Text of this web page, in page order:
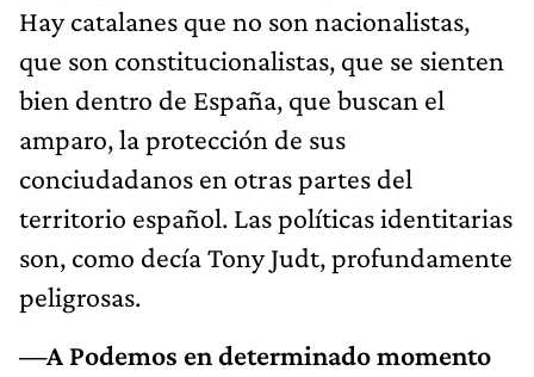
Hay catalanes que no son nacionalistas,
que son constitucionalistas, que se sienten
bien dentro de España, que buscan el
amparo, la protección de sus
conciudadanos en otras partes del
territorio español. Las políticas identitarias
son, como decía Tony Judt, profundamente
peligrosas.
—A Podemos en determinado momento